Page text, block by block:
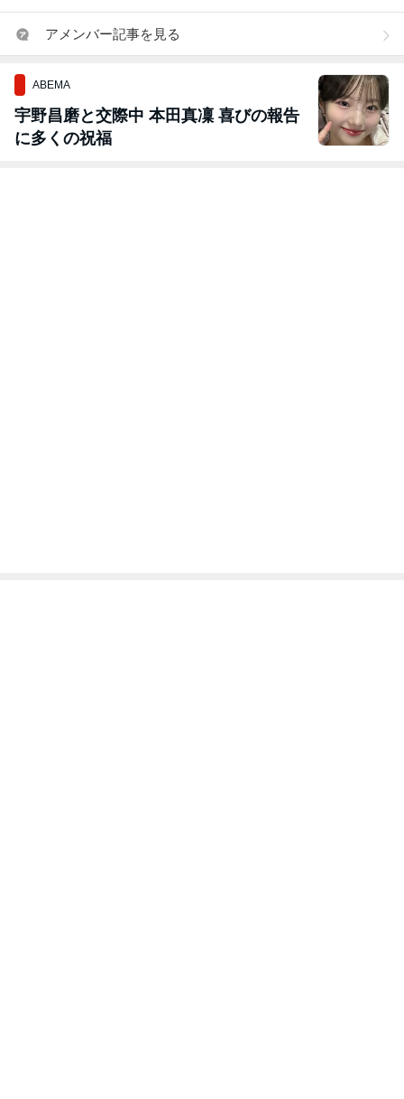
アメンバー記事を見る
ABEMA
宇野昌磨と交際中 本田真凜 喜びの報告
に多くの祝福